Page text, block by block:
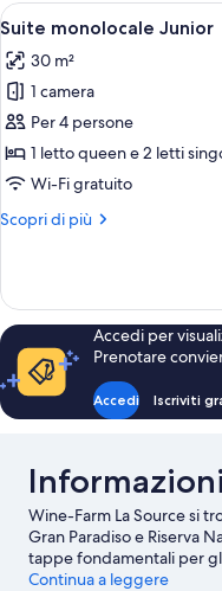
Apri
tutte
le
foto
per
Suite
monolocale
4
Suite monolocale Junior
30 m²
1 camera
Per 4 persone
1 letto queen e 2 letti
Wi-Fi gratuito
Scopri di più
Altri
monolocale
Junior
Accedi per
Prenotare
Accedi Iscriviti
Wine-Farm La Source si
Gran Paradiso e Riserva
tappe fondamentali per
attrazioni della zona
Continua a leggere